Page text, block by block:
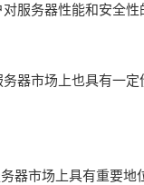
服务器性能和安全性
器市场上也具有一
器市场上具有重要